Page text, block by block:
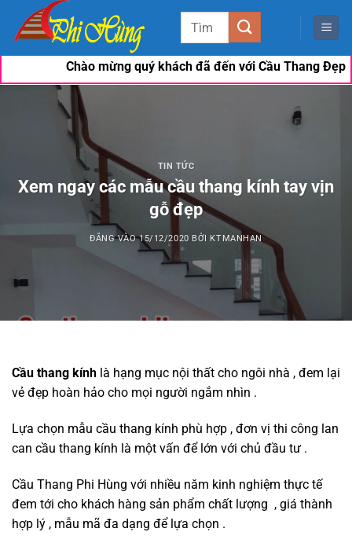
qua
Tìm
Chào mừng quý khách đã đến với Cầu Thang Đẹp Phi
TIN TỨC
Xem ngay các mẫu cầu thang kính tay vịn
gỗ đẹp
ĐĂNG VÀO15/12/2020 BỞI KTMANHAN
Cầu thang kính là hạng mục nội thất cho ngôi nhà , đem lại
vẻ đẹp hoàn hảo cho mọi người ngắm nhìn .
Lựa chọn mẫu cầu thang kính phù hợp , đơn vị thi công lan
can cầu thang kính là một vấn để lớn với chủ đầu tư .
Cầu Thang Phi Hùng với nhiều năm kinh nghiệm thực tế
đem tới cho khách hàng sản phẩm chất lượng , giá thành
hợp lý , mẫu mã đa dạng để lựa chọn .